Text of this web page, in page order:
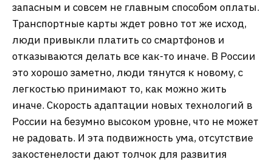
запасным и совсем не главным способом оплаты.
Транспортные карты ждет ровно тот же исход,
люди привыкли платить со смартфонов и
отказываются делать все как-то иначе. В России
это хорошо заметно, люди тянутся к новому, с
легкостью принимают то, как можно жить
иначе. Скорость адаптации новых технологий в
России на безумно высоком уровне, что не может
не радовать. И эта подвижность ума, отсутствие
закостенелости дают толчок для развития